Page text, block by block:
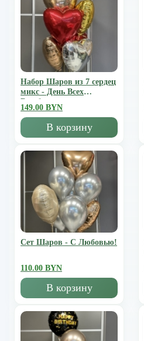
Набор Шаров из 7 сердец
микс - День Всех
Влюбленных
149.00 BYN
В корзину
Сет Шаров - С Любовью!
110.00 BYN
В корзину